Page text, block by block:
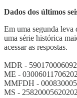
Dados dos últimos
Em uma segunda leva
uma série histórica
acessar as respostas.
MDR -
ME -
MMFDH -
MS -